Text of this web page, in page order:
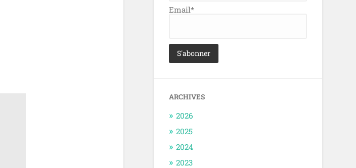
Email*
ARCHIVES
2026
2025
2024
2023